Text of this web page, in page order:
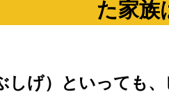
た家族
げ）といっても、